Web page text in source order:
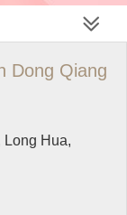
Dong Qiang
Long Hua,